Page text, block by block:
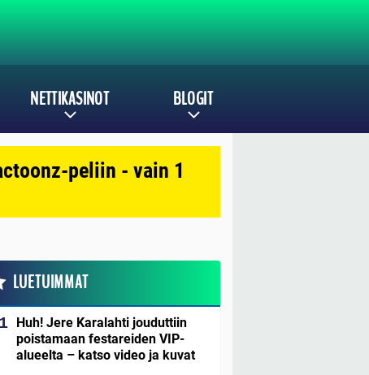
NETTIKASINOT BLOGIT
peliin - vain 1
LUETUIMMAT
Huh! Jere Karalahti jouduttiin
poistamaan festareiden VIP-
alueelta – katso video ja kuvat